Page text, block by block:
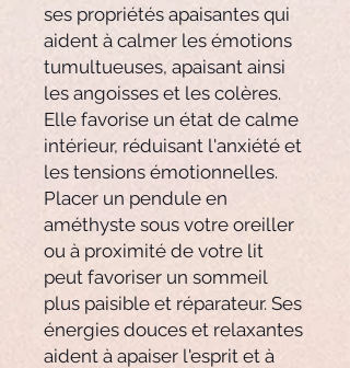
ses propriétés apaisantes qui
aident à calmer les émotions
tumultueuses, apaisant ainsi
les angoisses et les colères.
Elle favorise un état de calme
intérieur, réduisant l'anxiété et
les tensions émotionnelles.
Placer un pendule en
améthyste sous votre oreiller
ou à proximité de votre lit
peut favoriser un sommeil
plus paisible et réparateur. Ses
énergies douces et relaxantes
aident à apaiser l'esprit et à